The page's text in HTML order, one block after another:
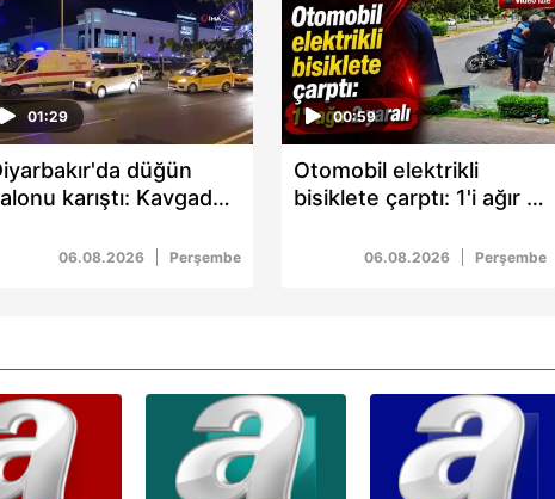
yer alan panel vasıtasıyla belirleyebilirsiniz. Çerezlere
Metnimiziziyaret edebilirsiniz.
Kanunu uyarınca hazırlanmış Aydınlatma Metnimizi
çerezlerle ilgili bilgi almak için lütfentıklayınız.
01:29
düğün
karıştı: Kavgada
06.08.2026 Perşembe
00:59
Otomobil elektrikli
bisiklete çarptı: 1'i ağır 2
06.08.2026 Perşembe